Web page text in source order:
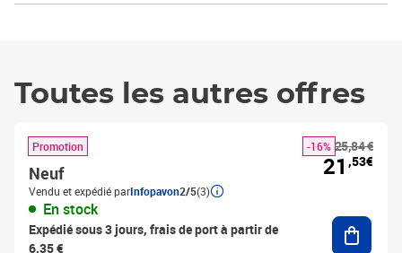
Toutes les autres offres
Promotion
Neuf
Vendu et expédié parInfopavon2/5(3)
En stock
Expédié sous 3 jours, frais de port à partir de
6,35 €
25,84 €
-16%
21 ,53€